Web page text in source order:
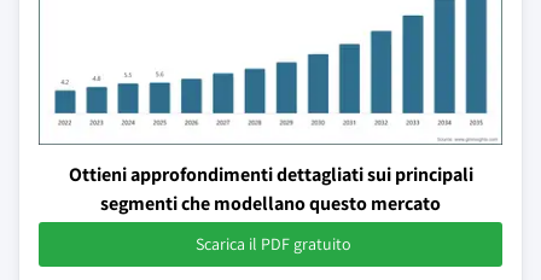
Ottieni approfondimenti dettagliati sui principali
segmenti che modellano questo mercato
Scarica il PDF gratuito